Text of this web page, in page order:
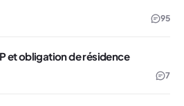
95
et obligation de résidence
7